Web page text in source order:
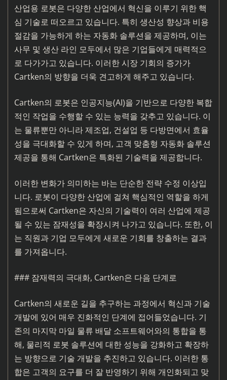
산업용 로봇은 다양한 산업에서 혁신을 이루기 위한 핵
심 기술로 떠오르고 있습니다. 특히 생산성 향상과 비용
절감을 가능하게 하는 자동화 솔루션을 제공하며, 이는
사무 및 생산 라인 모두에서 많은 기업들에게 매력적으
로 다가가고 있습니다. 이러한 시장 기회의 증가가
Cartken의 방향을 더욱 견고하게 해주고 있습니다.
Cartken의 로봇은 인공지능(AI)을 기반으로 다양한 복합
적인 작업을 수행할 수 있는 능력을 갖추고 있습니다. 이
는 물류뿐만 아니라 제조업, 건설업 등 다방면에서 효율
성을 극대화할 수 있게 하며, 고객 맞춤형 자동화 솔루션
제공을 통해 Cartken은 특화된 기술력을 제공합니다.
이러한 변화가 의미하는 바는 단순한 전략 수정 이상입
니다. 로봇이 다양한 산업에 걸쳐 핵심적인 역할을 하게
됨으로써 Cartken은 자신의 기술력이 여러 산업에 제공
될 수 있는 잠재성을 확장시켜 나가고 있습니다. 또한, 이
는 직원과 기업 모두에게 새로운 기회를 창출하는 결과
를 가져옵니다.
### 잠재력의 극대화, Cartken은 다음 단계로
Cartken의 새로운 길을 추구하는 과정에서 혁신과 기술
개발에 있어 매우 진화적인 단계에 접어들었습니다. 기
존의 마지막 마일 물류 배달 소프트웨어와의 통합을 통
해, 물리적 로봇 솔루션에 대한 성능을 강화하고 확장하
는 방향으로 기술 개발을 추진하고 있습니다. 이러한 통
합은 고객의 요구를 더 잘 반영하기 위해 개인화되고 맞